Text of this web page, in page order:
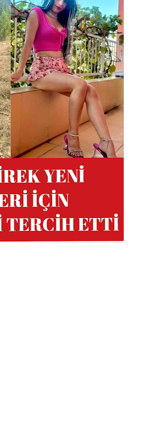
Oluyor?